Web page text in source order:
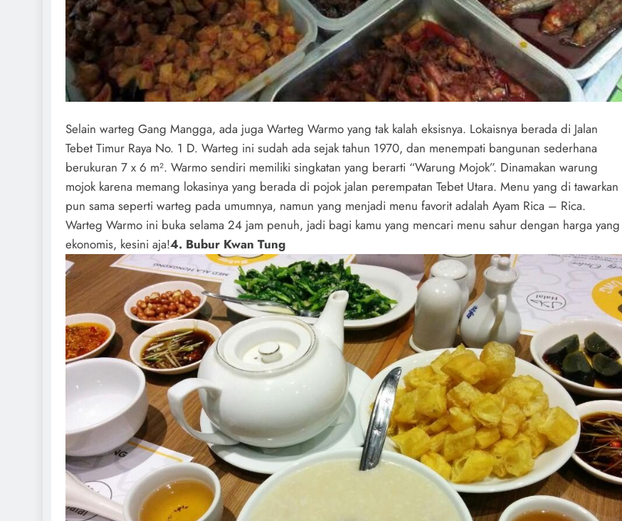
Selain warteg Gang Mangga, ada juga Warteg Warmo yang tak kalah eksisnya. Lokaisnya berada di Jalan
Tebet Timur Raya No. 1 D. Warteg ini sudah ada sejak tahun 1970, dan menempati bangunan sederhana
berukuran 7 x 6 m². Warmo sendiri memiliki singkatan yang berarti “Warung Mojok”. Dinamakan warung
mojok karena memang lokasinya yang berada di pojok jalan perempatan Tebet Utara. Menu yang di tawarkan
pun sama seperti warteg pada umumnya, namun yang menjadi menu favorit adalah Ayam Rica – Rica.
Warteg Warmo ini buka selama 24 jam penuh, jadi bagi kamu yang mencari menu sahur dengan harga yang
ekonomis, kesini aja!4. Bubur Kwan Tung